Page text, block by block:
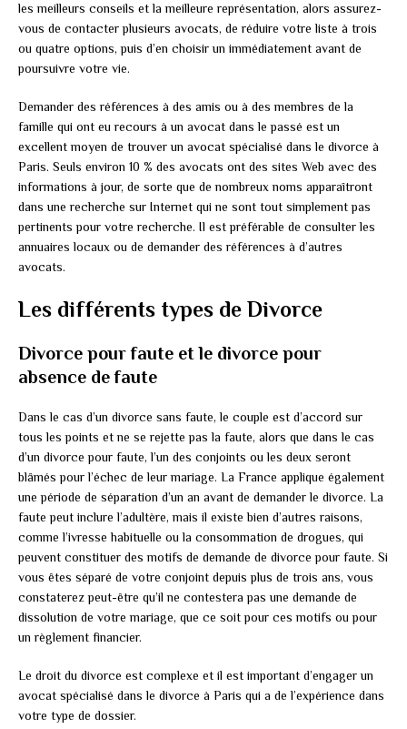
les meilleurs conseils et la meilleure représentation, alors assurez-
vous de contacter plusieurs avocats, de réduire votre liste à trois
ou quatre options, puis d’en choisir un immédiatement avant de
poursuivre votre vie.
Demander des références à des amis ou à des membres de la
famille qui ont eu recours à un avocat dans le passé est un
excellent moyen de trouver un avocat spécialisé dans le divorce à
Paris. Seuls environ 10 % des avocats ont des sites Web avec des
informations à jour, de sorte que de nombreux noms apparaîtront
dans une recherche sur Internet qui ne sont tout simplement pas
pertinents pour votre recherche. Il est préférable de consulter les
annuaires locaux ou de demander des références à d’autres
avocats.
Les différents types de Divorce
Divorce pour faute et le divorce pour
absence de faute
Dans le cas d’un divorce sans faute, le couple est d’accord sur
tous les points et ne se rejette pas la faute, alors que dans le cas
d’un divorce pour faute, l’un des conjoints ou les deux seront
blâmés pour l’échec de leur mariage. La France applique également
une période de séparation d’un an avant de demander le divorce. La
faute peut inclure l’adultère, mais il existe bien d’autres raisons,
comme l’ivresse habituelle ou la consommation de drogues, qui
peuvent constituer des motifs de demande de divorce pour faute. Si
vous êtes séparé de votre conjoint depuis plus de trois ans, vous
constaterez peut-être qu’il ne contestera pas une demande de
dissolution de votre mariage, que ce soit pour ces motifs ou pour
un règlement financier.
Le droit du divorce est complexe et il est important d’engager un
avocat spécialisé dans le divorce à Paris qui a de l’expérience dans
votre type de dossier.